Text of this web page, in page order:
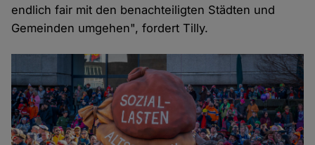
endlich fair mit den benachteiligten Städten und
Gemeinden umgehen", fordert Tilly.